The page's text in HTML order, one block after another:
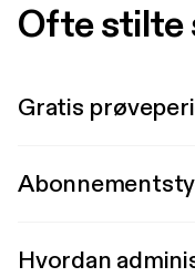
Ofte stilte
Gratis
Hvordan